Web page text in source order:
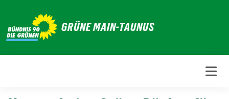
Inhalt
GRÜNE MAIN-TAUNUS